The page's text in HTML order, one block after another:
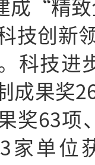
成“精
技创新
科技进
成果奖
奖63项
家单位